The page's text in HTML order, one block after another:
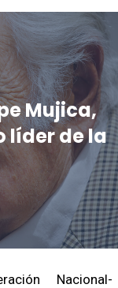
Mujica,
líder de la
Nacional-